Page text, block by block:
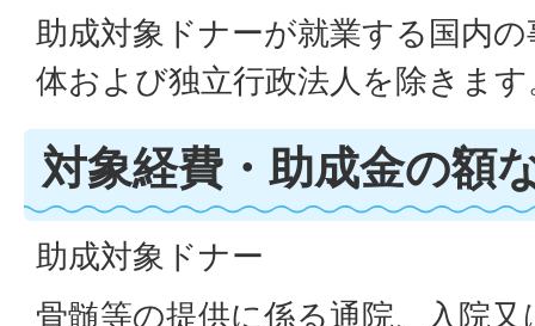
助成対象ドナーが就業する国内
体および独立行政法人を除きま
対象経費・助成金の額
助成対象ドナー
骨髄等の提供に係る通院、入院